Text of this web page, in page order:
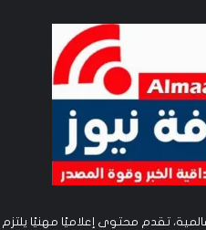
تقدم محتوى إعلاميًا مهنيًا يلتزم